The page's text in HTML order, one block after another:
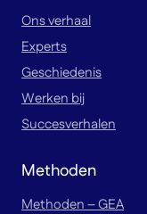
Ons verhaal
Experts
Geschiedenis
Werken bij
Succesverhalen
Methoden
Methoden – GEA